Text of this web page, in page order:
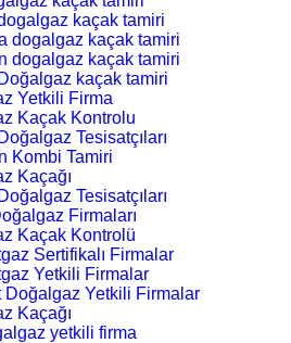
kaçak tamiri
dogalgaz kaçak tamiri
dogalgaz kaçak tamiri
kaçak tamiri
Yetkili Firma
Kaçak Kontrolu
Tesisatçıları
Kombi Tamiri
Kaçağı
Tesisatçıları
Firmaları
Kaçak Kontrolü
Sertifikalı Firmalar
Yetkili Firmalar
Doğalgaz Yetkili Firmalar
Kaçağı
yetkili firma